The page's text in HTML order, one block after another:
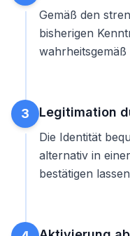
Gemäß den
bisherigen
3 Legitimation
Die Identität
alternativ in
bestätigen